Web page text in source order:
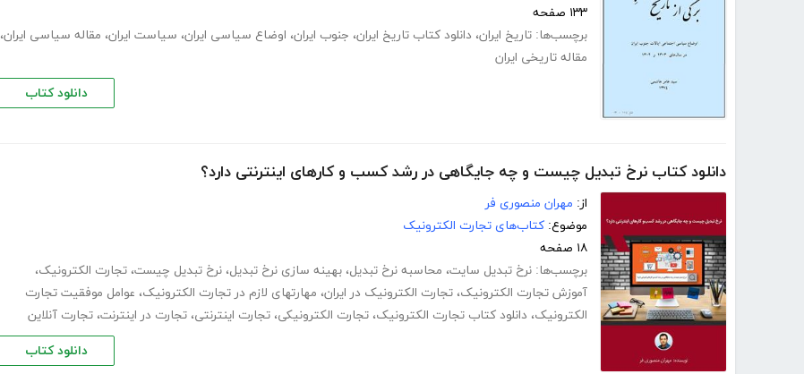
۱۳۳ صفحه
برچسب‌ها: تاریخ ایران، دانلود کتاب تاریخ ایران، جنوب ایران، اوضاع سیاسی ایران، سیاست ایران، مقاله سیاسی ایران،
مقاله تاریخی ایران
دانلود کتاب
دانلود کتاب نرخ تبدیل چیست و چه جایگاهی در رشد کسب و کارهای اینترنتی دارد؟
از: مهران منصوری فر
موضوع: کتاب‌های تجارت الکترونیک
۱۸ صفحه
برچسب‌ها: نرخ تبدیل سایت، محاسبه نرخ تبدیل، بهینه سازی نرخ تبدیل، نرخ تبدیل چیست، تجارت الکترونیک،
آموزش تجارت الکترونیک، تجارت الکترونیک در ایران، مهارتهای لازم در تجارت الکترونیک، عوامل موفقیت تجارت
الکترونیک، دانلود کتاب تجارت الکترونیک، تجارت الکترونیکی، تجارت اینترنتی، تجارت در اینترنت، تجارت آنلاین
دانلود کتاب